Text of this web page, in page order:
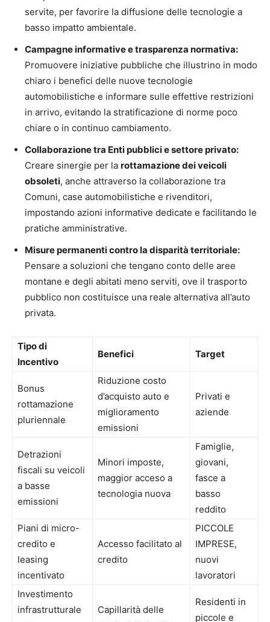
servite, per favorire la diffusione delle tecnologie a
basso impatto ambientale.
Campagne informative e trasparenza normativa:
Promuovere iniziative pubbliche che illustrino in modo
chiaro i benefici delle nuove tecnologie
automobilistiche e informare sulle effettive restrizioni
in arrivo, evitando la stratificazione di norme poco
chiare o in continuo cambiamento.
Collaborazione tra Enti pubblici e settore privato:
Creare sinergie per la rottamazione dei veicoli
obsoleti, anche attraverso la collaborazione tra
Comuni, case automobilistiche e rivenditori,
impostando azioni informative dedicate e facilitando le
pratiche amministrative.
Misure permanenti contro la disparità territoriale:
Pensare a soluzioni che tengano conto delle aree
montane e degli abitati meno serviti, ove il trasporto
pubblico non costituisce una reale alternativa all’auto
privata.
Tipo di
Incentivo
Benefici Target
Bonus
rottamazione
pluriennale
Riduzione costo
d’acquisto auto e
miglioramento
emissioni
Privati e
aziende
Detrazioni
fiscali su veicoli
a basse
emissioni
Minori imposte,
maggior acceso a
tecnologia nuova
Famiglie,
giovani,
fasce a
basso
reddito
Piani di micro-
credito e
leasing
incentivato
Accesso facilitato al
credito
PICCOLE
IMPRESE,
nuovi
lavoratori
Investimento
infrastrutturale
Capillarità delle
Residenti in
piccole e